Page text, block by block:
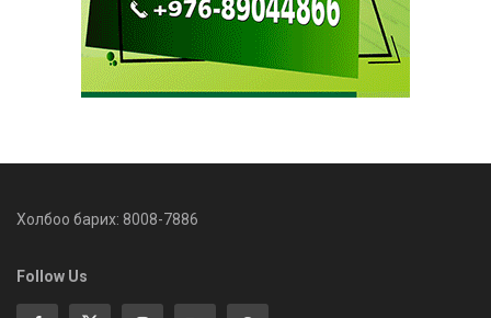
Холбоо барих: 8008-7886
Follow Us